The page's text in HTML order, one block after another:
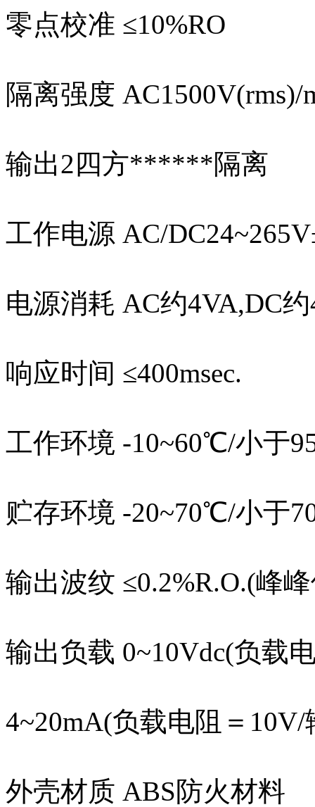
零点校准 ≤10%RO
隔离强度
输出2四方******隔离
工作电源 AC/
电源消耗 AC约4VA,DC
响应时间 ≤400msec.
工作环境 -10~60℃/小于
贮存环境 -20~70℃/小于
输出波纹 ≤0.2%R.O.(峰
输出负载 0~10Vdc(负载
4~20mA(负载电阻＝
外壳材质 ABS防火材料